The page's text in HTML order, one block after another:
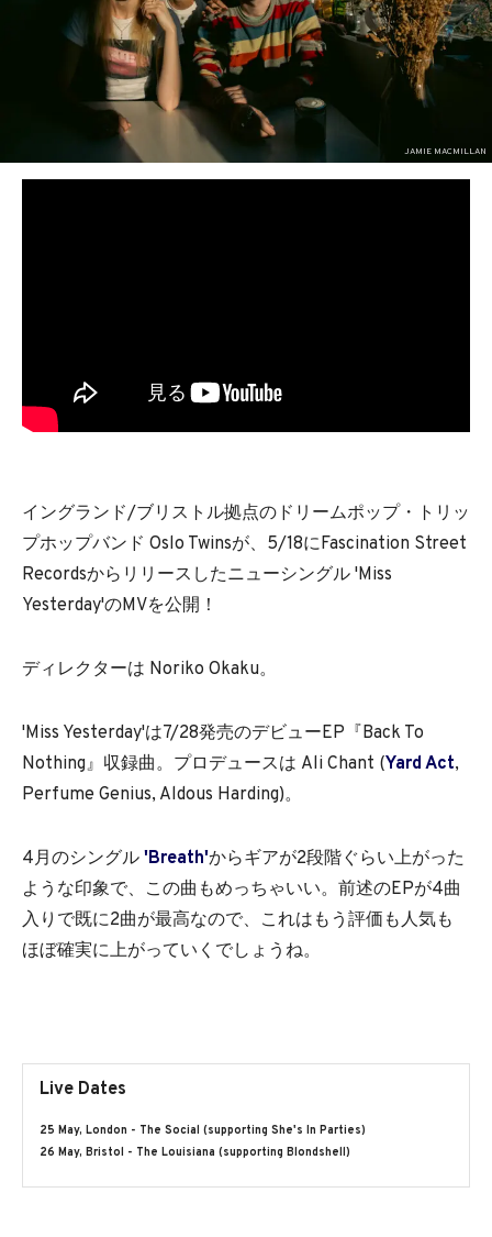
JAMIE MACMILLAN
イングランド/ブリストル拠点のドリームポップ・トリッ
プホップバンド Oslo Twinsが、5/18にFascination Street
Recordsからリリースしたニューシングル 'Miss
Yesterday'のMVを公開！
ディレクターは Noriko Okaku。
'Miss Yesterday'は7/28発売のデビューEP『Back To
Nothing』収録曲。プロデュースは Ali Chant (Yard Act,
Perfume Genius, Aldous Harding)。
4月のシングル 'Breath'からギアが2段階ぐらい上がった
ような印象で、この曲もめっちゃいい。前述のEPが4曲
入りで既に2曲が最高なので、これはもう評価も人気も
ほぼ確実に上がっていくでしょうね。
Live Dates
25 May, London - The Social (supporting She's In Parties)
26 May, Bristol - The Louisiana (supporting Blondshell)